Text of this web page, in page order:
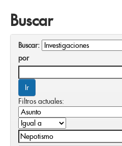
Buscar
Buscar:
por
Filtros actuales: